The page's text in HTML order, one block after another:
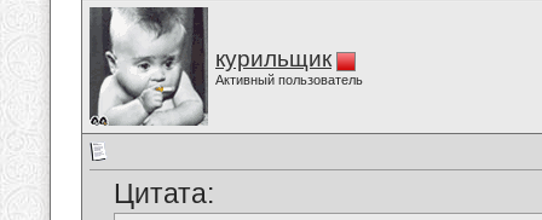
курильщик
Активный пользователь
Цитата: